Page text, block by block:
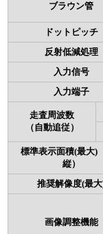
ブラウン管
ドットピッチ
反射低減処理
入力信号
入力端子
走査周波数
（自動追従）
標準表示面積(最大)
縦）
推奨解像度(最
画像調整機能